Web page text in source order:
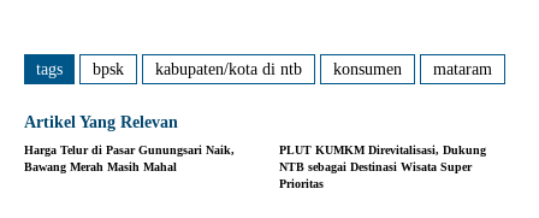
tags bpsk kabupaten/kota di ntb konsumen mataram
Artikel Yang Relevan
Harga Telur di Pasar Gunungsari Naik,
Bawang Merah Masih Mahal
PLUT KUMKM Direvitalisasi, Dukung
NTB sebagai Destinasi Wisata Super
Prioritas